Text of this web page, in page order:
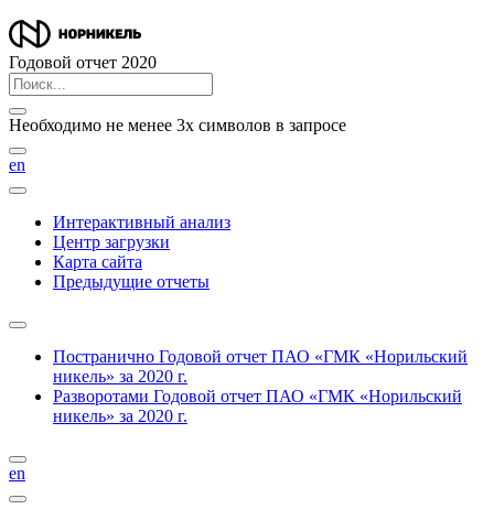
Годовой отчет 2020
Необходимо не менее 3х символов в запросе
en
Интерактивный анализ
Центр загрузки
Карта сайта
Предыдущие отчеты
Постранично Годовой отчет ПАО «ГМК «Норильский
никель» за 2020 г.
Разворотами Годовой отчет ПАО «ГМК «Норильский
никель» за 2020 г.
en